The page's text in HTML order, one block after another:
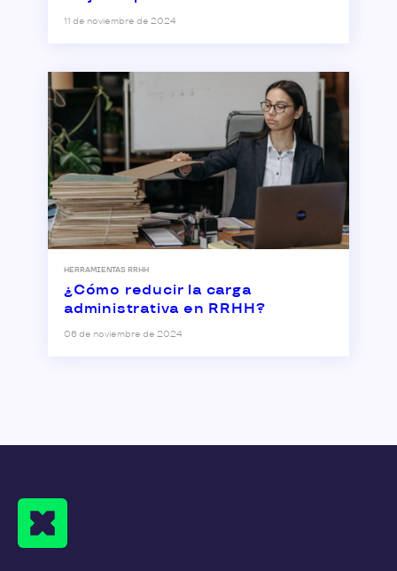
11 de noviembre de 2024
HERRAMIENTAS RRHH
¿Cómo reducir la carga
administrativa en RRHH?
06 de noviembre de 2024